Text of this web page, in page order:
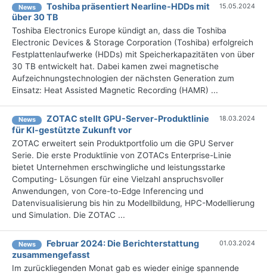
News
Toshiba präsentiert Nearline-HDDs mit
über 30 TB
15.05.2024
Toshiba Electronics Europe kündigt an, dass die Toshiba
Electronic Devices & Storage Corporation (Toshiba) erfolgreich
Festplattenlaufwerke (HDDs) mit Speicherkapazitäten von über
30 TB entwickelt hat. Dabei kamen zwei magnetische
Aufzeichnungstechnologien der nächsten Generation zum
Einsatz: Heat Assisted Magnetic Recording (HAMR) ...
News
ZOTAC stellt GPU-Server-Produktlinie
für KI-gestützte Zukunft vor
18.03.2024
ZOTAC erweitert sein Produktportfolio um die GPU Server
Serie. Die erste Produktlinie von ZOTACs Enterprise-Linie
bietet Unternehmen erschwingliche und leistungsstarke
Computing- Lösungen für eine Vielzahl anspruchsvoller
Anwendungen, von Core-to-Edge Inferencing und
Datenvisualisierung bis hin zu Modellbildung, HPC-Modellierung
und Simulation. Die ZOTAC ...
News
Februar 2024: Die Bericht­erstattung
zusammengefasst
01.03.2024
Im zurückliegenden Monat gab es wieder einige spannende